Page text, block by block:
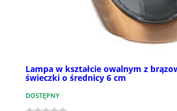
Lampa w kształcie owalnym z
świeczki o średnicy 6 cm
DOSTĘPNY